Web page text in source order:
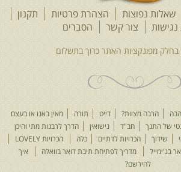
שאלות נפוצות הצהרת פרטיות
תקנון
צור קשר הסברים
הרבה מצוות? דייט תורה
מאין באנו או בעצם
של התנך
חב"ד נישואין
הדרך לרבנות מתי והיכן
שידוך הכרויות לדתיים כלה
הכרויות LOVELY
בג'ימייל
מדריך לפתיחת תיבת דואר בוואלה
איך
להירשם?